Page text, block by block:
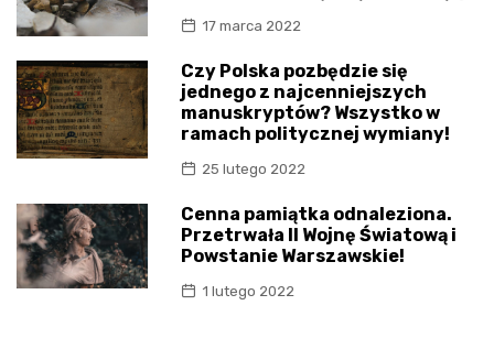
17 marca 2022
Czy Polska pozbędzie się
jednego z najcenniejszych
manuskryptów? Wszystko w
ramach politycznej wymiany!
25 lutego 2022
Cenna pamiątka odnaleziona.
Przetrwała II Wojnę Światową i
Powstanie Warszawskie!
1 lutego 2022